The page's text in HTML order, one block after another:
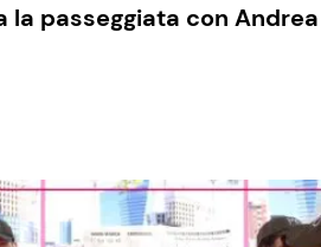
la passeggiata con Andrea